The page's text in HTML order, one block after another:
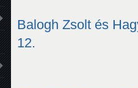
Balogh Zsolt és
12.